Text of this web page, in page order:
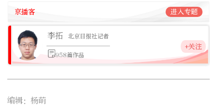
京播客 进入专题
李拓 北京日报社记者
958篇作品
+关注
编辑：杨萌